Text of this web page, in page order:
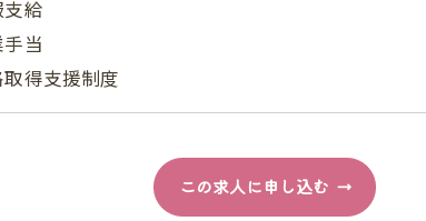
給
当
取得支援制度
この求人に申し込む